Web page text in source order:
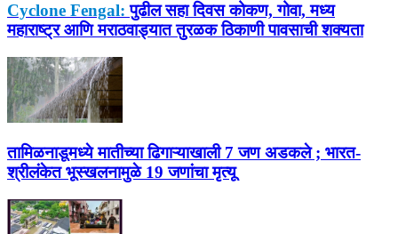
Cyclone Fengal: पुढील सहा दिवस कोकण, गोवा, मध्य
महाराष्ट्र आणि मराठवाड्यात तुरळक ठिकाणी पावसाची शक्यता
तामिळनाडूमध्ये मातीच्या ढिगाऱ्याखाली 7 जण अडकले ; भारत-
श्रीलंकेत भूस्खलनामुळे 19 जणांचा मृत्यू